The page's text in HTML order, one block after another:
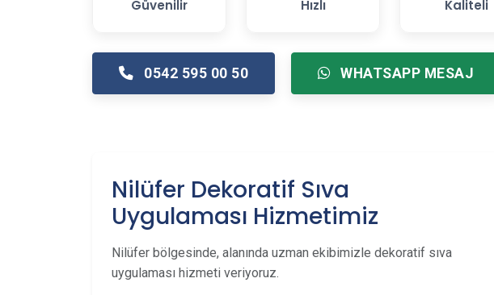
Güvenilir Hızlı Kaliteli
0542 595 00 50 WHATSAPP MESAJ
Nilüfer Dekoratif Sıva
Uygulaması Hizmetimiz
Nilüfer bölgesinde, alanında uzman ekibimizle dekoratif sıva
uygulaması hizmeti veriyoruz.